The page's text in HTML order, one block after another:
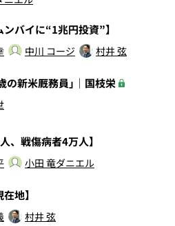
ンバイに“1兆円投資”】
中川 コージ 村井 弦
歳の新米厩務員」｜国枝栄
、戦傷病者4万人】
小田 竜ダニエル
地】
村井 弦